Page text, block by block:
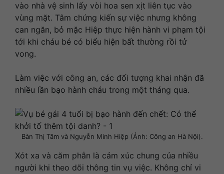
vào nhà vệ sinh lấy vòi hoa sen xịt liên tục vào
vùng mặt. Tâm chứng kiến sự việc nhưng không
can ngăn, bỏ mặc Hiệp thực hiện hành vi phạm tội
tới khi cháu bé có biểu hiện bất thường rồi tử
vong.
Làm việc với công an, các đối tượng khai nhận đã
nhiều lần bạo hành cháu trong một tháng qua.
Bàn Thị Tâm và Nguyễn Minh Hiệp (Ảnh: Công an Hà Nội).
Xót xa và căm phẫn là cảm xúc chung của nhiều
người khi theo dõi thông tin vụ việc. Không chỉ vi